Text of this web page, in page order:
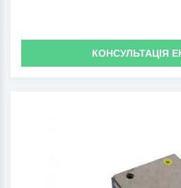
КОНСУЛЬТАЦІЯ